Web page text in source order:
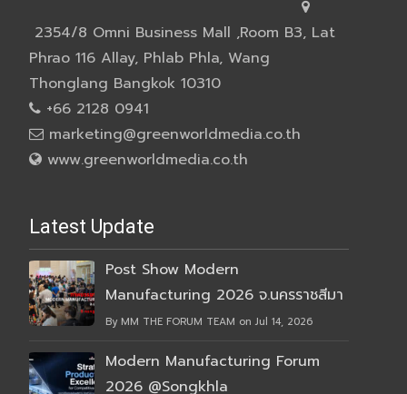
2354/8 Omni Business Mall ,Room B3, Lat
Phrao 116 Allay, Phlab Phla, Wang
Thonglang Bangkok 10310
+66 2128 0941
marketing@greenworldmedia.co.th
www.greenworldmedia.co.th
Latest Update
Post Show Modern
Manufacturing 2026 จ.นครราชสีมา
By MM THE FORUM TEAM on Jul 14, 2026
Modern Manufacturing Forum
2026 @Songkhla